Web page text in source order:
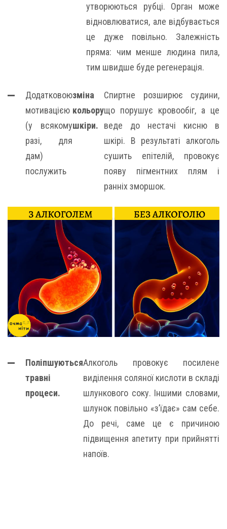
утворюються рубці. Орган може
відновлюватися, але відбувається
це дуже повільно. Залежність
пряма: чим менше людина пила,
тим швидше буде регенерація.
Додатковою
мотивацією
(у всякому
разі, для
дам)
послужить
зміна
кольору
шкіри.
Спиртне розширює судини,
що порушує кровообіг, а це
веде до нестачі кисню в
шкірі. В результаті алкоголь
сушить епітелій, провокує
появу пігментних плям і
ранніх зморшок.
Поліпшуються
травні
процеси.
Алкоголь провокує посилене
виділення соляної кислоти в складі
шлункового соку. Іншими словами,
шлунок повільно «з’їдає» сам себе.
До речі, саме це є причиною
підвищення апетиту при прийнятті
напоїв.